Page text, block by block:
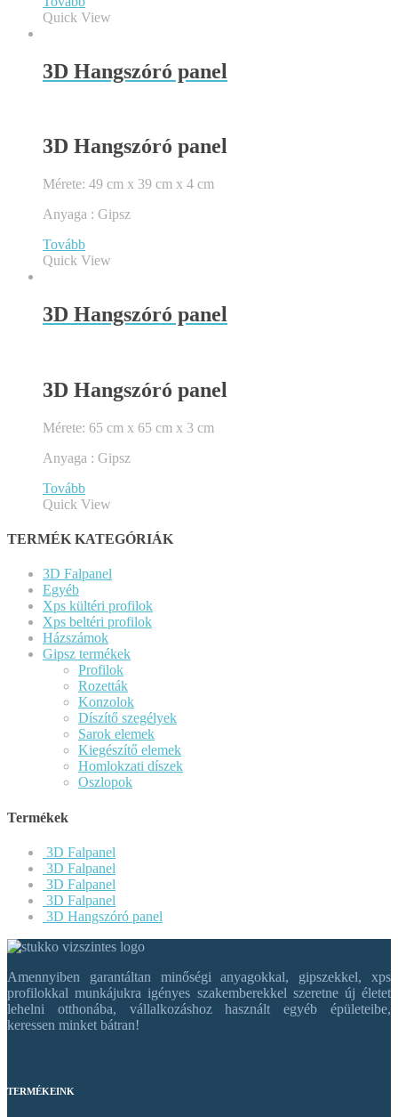
Quick View
3D Hangszóró panel
3D Hangszóró panel
Mérete: 49 cm x 39 cm x 4 cm
Anyaga : Gipsz
Tovább
Quick View
3D Hangszóró panel
3D Hangszóró panel
Mérete: 65 cm x 65 cm x 3 cm
Anyaga : Gipsz
Tovább
Quick View
TERMÉK KATEGÓRIÁK
3D Falpanel
Egyéb
Xps kültéri profilok
Xps beltéri profilok
Házszámok
Gipsz termékek
Profilok
Rozetták
Konzolok
Díszítő szegélyek
Sarok elemek
Kiegészítő elemek
Homlokzati díszek
Oszlopok
Termékek
3D Falpanel
3D Falpanel
3D Falpanel
3D Falpanel
3D Hangszóró panel
Amennyiben garantáltan minőségi anyagokkal, gipszekkel, xps
profilokkal munkájukra igényes szakemberekkel szeretne új életet
lehelni otthonába, vállalkozáshoz használt egyéb épületeibe,
keressen minket bátran!
TERMÉKEINK